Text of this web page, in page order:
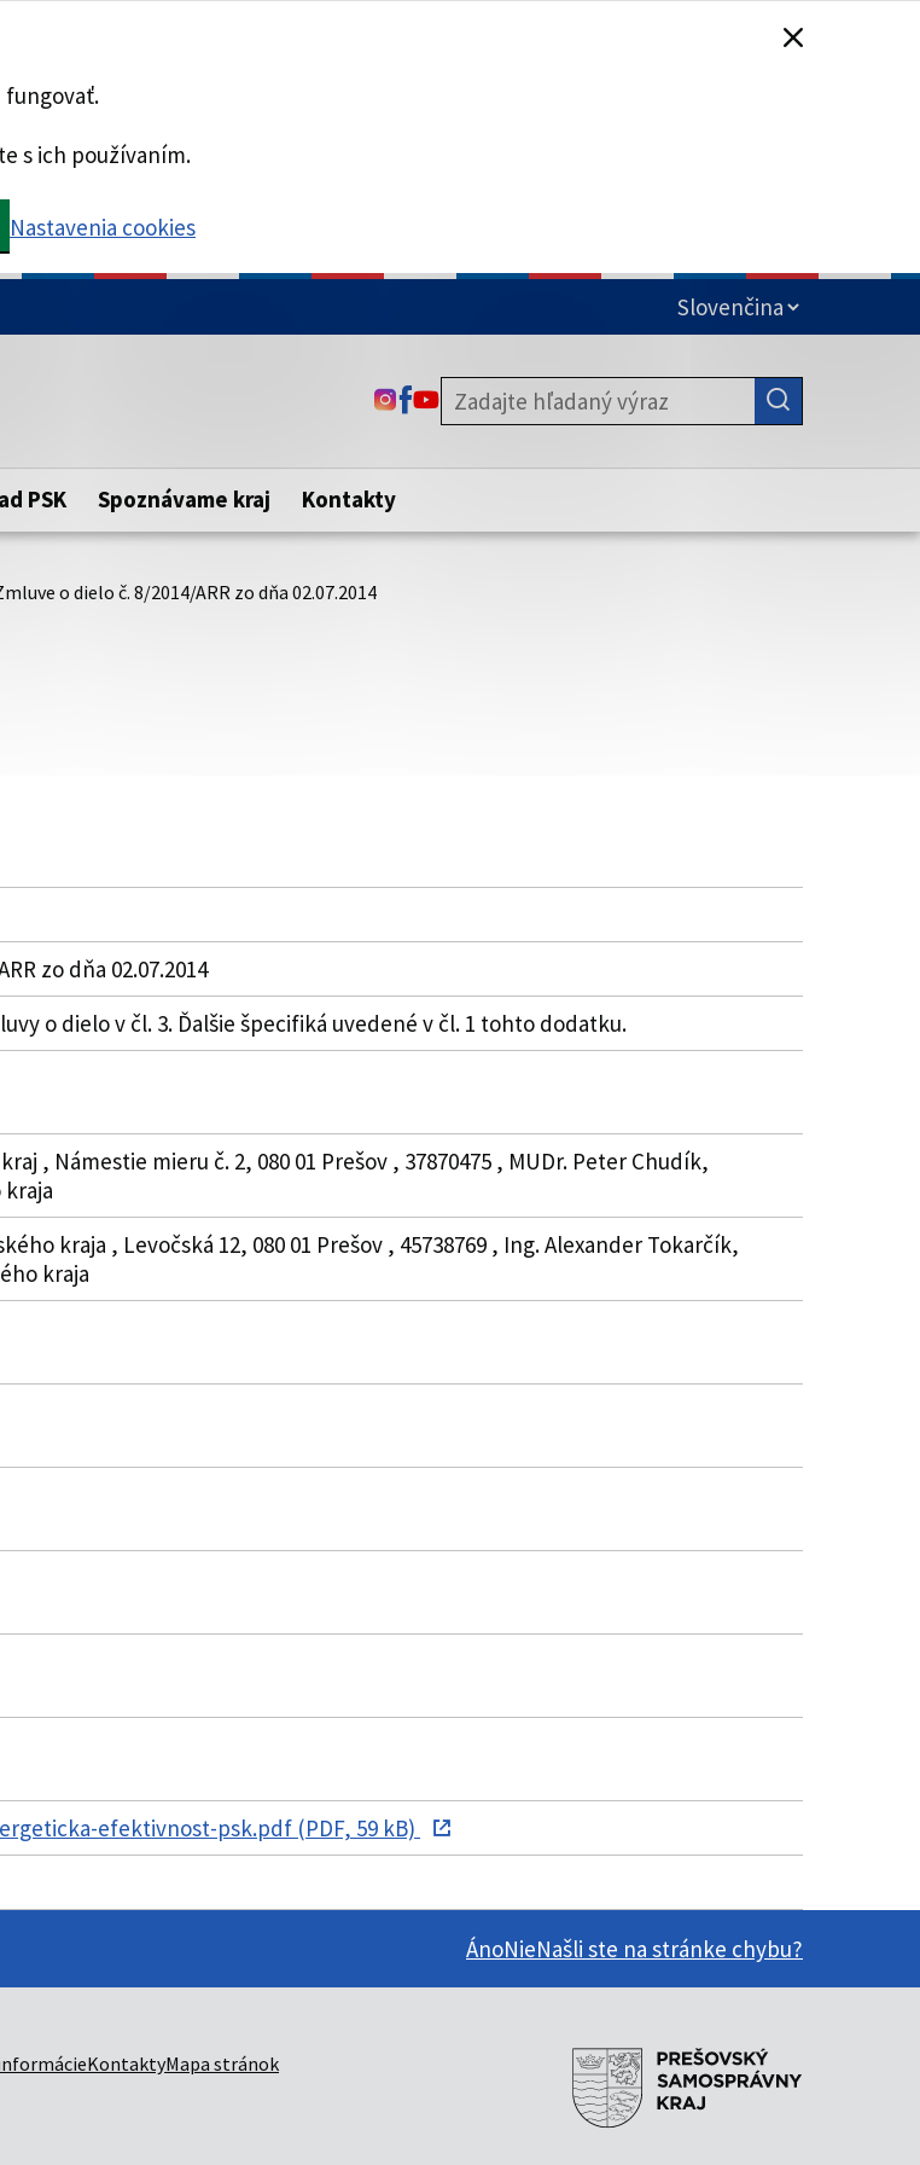
fungovať.
s ich používaním.
Nastavenia cookies
kraja.
Táto stránka je zabezpečená
zabezpečenú webovú stránku. Zabezpečená stránka vždy začína
https:// pred názvom domény webového sídla.
ODKAZ SA OTVORÍ NA NOVEJ KARTE
ODKAZ SA OTVORÍ NA NOVEJ KARTE
ODKAZ SA OTVORÍ NA NOVEJ KARTE
PSK Spoznávame kraj Kontakty
o dielo č. 8/2014/ARR zo dňa 02.07.2014
zo dňa 02.07.2014
o dielo v čl. 3. Ďalšie špecifiká uvedené v čl. 1 tohto dodatku.
, Námestie mieru č. 2, 080 01 Prešov , 37870475 , MUDr. Peter Chudík,
kraja , Levočská 12, 080 01 Prešov , 45738769 , Ing. Alexander Tokarčík,
kraja
efektivnost-psk.pdf (PDF, 59 kB)
ÁnoNieNašli ste na stránke chybu?
KontaktyMapa stránok